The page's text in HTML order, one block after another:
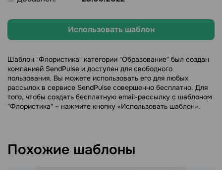
Использовать шаблон
Шаблон "Флористика" категории "Образование" был создан
компанией SendPulse и доступен для свободного
пользования. Вы можете использовать его для любых
рассылок в сервисе SendPulse совершенно бесплатно. Для
того, чтобы создать бесплатную email-рассылку с шаблоном
"Флористика" – нажмите кнопку «Использовать шаблон».
Похожие шаблоны